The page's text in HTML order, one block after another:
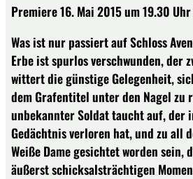
Premiere 16. Mai 2015 um 19.30
Was ist nur passiert auf Schloss
Erbe ist spurlos verschwunden, der
wittert die günstige Gelegenheit,
dem Grafentitel unter den Nagel zu
unbekannter Soldat taucht auf, der
Gedächtnis verloren hat, und zu all
Weiße Dame gesichtet worden sein,
äußerst schicksalsträchtigen